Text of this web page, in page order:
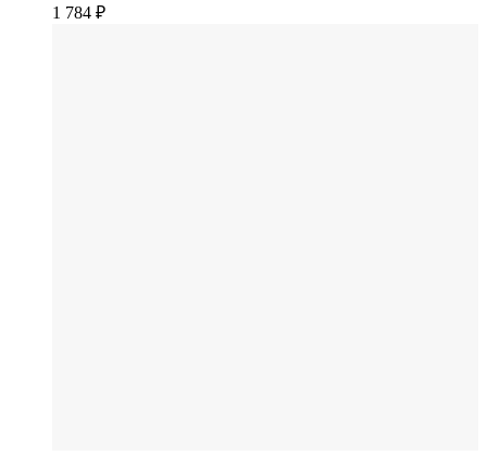
1 784 ₽